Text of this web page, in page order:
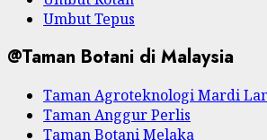
Umbut Tepus
@Taman Botani di Malaysia
Taman Agroteknologi Mardi
Taman Anggur Perlis
Taman Botani Melaka